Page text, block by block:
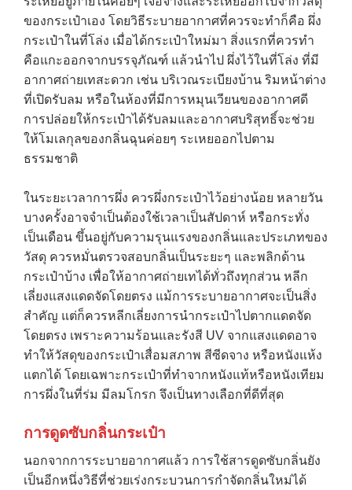
ของกระเป๋าเอง โดยวิธีระบายอากาศที่ควรจะทำก็คือ ผึ่ง
กระเป๋าในที่โล่ง เมื่อได้กระเป๋าใหม่มา สิ่งแรกที่ควรทำ
คือแกะออกจากบรรจุภัณฑ์ แล้วนำไป ผึ่งไว้ในที่โล่ง ที่มี
อากาศถ่ายเทสะดวก เช่น บริเวณระเบียงบ้าน ริมหน้าต่าง
ที่เปิดรับลม หรือในห้องที่มีการหมุนเวียนของอากาศดี
การปล่อยให้กระเป๋าได้รับลมและอากาศบริสุทธิ์จะช่วย
ให้โมเลกุลของกลิ่นฉุนค่อยๆ ระเหยออกไปตาม
ธรรมชาติ
ในระยะเวลาการผึ่ง ควรผึ่งกระเป๋าไว้อย่างน้อย หลายวัน
บางครั้งอาจจำเป็นต้องใช้เวลาเป็นสัปดาห์ หรือกระทั่ง
เป็นเดือน ขึ้นอยู่กับความรุนแรงของกลิ่นและประเภทของ
วัสดุ ควรหมั่นตรวจสอบกลิ่นเป็นระยะๆ และพลิกด้าน
กระเป๋าบ้าง เพื่อให้อากาศถ่ายเทได้ทั่วถึงทุกส่วน หลีก
เลี่ยงแสงแดดจัดโดยตรง แม้การระบายอากาศจะเป็นสิ่ง
สำคัญ แต่ก็ควรหลีกเลี่ยงการนำกระเป๋าไปตากแดดจัด
โดยตรง เพราะความร้อนและรังสี UV จากแสงแดดอาจ
ทำให้วัสดุของกระเป๋าเสื่อมสภาพ สีซีดจาง หรือหนังแห้ง
แตกได้ โดยเฉพาะกระเป๋าที่ทำจากหนังแท้หรือหนังเทียม
การผึ่งในที่ร่ม มีลมโกรก จึงเป็นทางเลือกที่ดีที่สุด
การดูดซับกลิ่นกระเป๋า
นอกจากการระบายอากาศแล้ว การใช้สารดูดซับกลิ่นยัง
เป็นอีกหนึ่งวิธีที่ช่วยเร่งกระบวนการกำจัดกลิ่นใหม่ได้